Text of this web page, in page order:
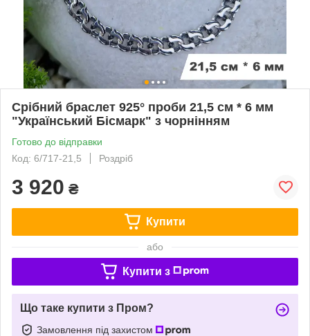
Срібний браслет 925° проби 21,5 см * 6 мм
"Український Бісмарк" з чорнінням
Готово до відправки
Код: 6/717-21,5
Роздріб
3 920 ₴
Купити
або
Купити з
Що таке купити з Пром?
Замовлення під захистом